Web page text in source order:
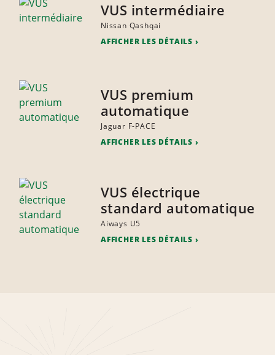
VUS intermédiaire
Nissan Qashqai
AFFICHER LES DÉTAILS
VUS premium
automatique
Jaguar F-PACE
AFFICHER LES DÉTAILS
VUS électrique
standard automatique
Aiways U5
AFFICHER LES DÉTAILS